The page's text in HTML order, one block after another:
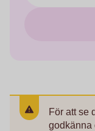
För att se
godkänna